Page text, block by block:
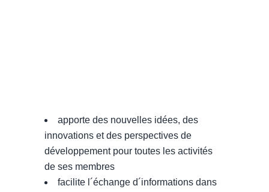
apporte des nouvelles idées, des
innovations et des perspectives de
développement pour toutes les activités
de ses membres
facilite l´échange d´informations dans